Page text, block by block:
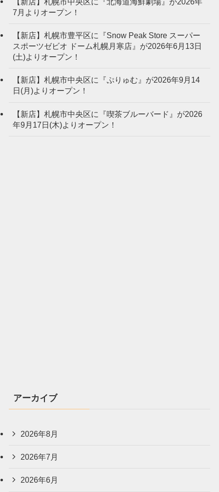
7月よりオープン！
【新店】札幌市豊平区に『Snow Peak Store スーパー
スポーツゼビオ ドーム札幌月寒店』が2026年6月13日
(土)よりオープン！
【新店】札幌市中央区に『ぷりゅむ』が2026年9月14
日(月)よりオープン！
【新店】札幌市中央区に『喫茶ブルーバード』が2026
年9月17日(木)よりオープン！
アーカイブ
2026年8月
2026年7月
2026年6月